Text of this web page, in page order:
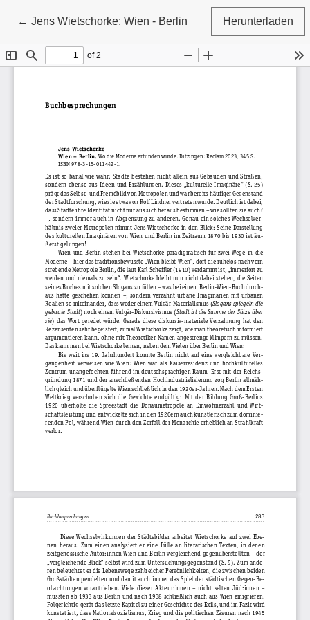
←Zu Artikeldetails zurückkehren
Jens Wietschorke: Wien - Berlin Herunterladen